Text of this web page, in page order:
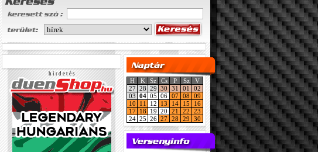
h i r d e t é s
H K Sz Cs P Sz
V
27 28 29 30 31 01
02
03 04 05 06 07 08
09
10
11 12 13 14 15
16
17
18 19 20 21 22
23
24 25 26 27 28 29 30